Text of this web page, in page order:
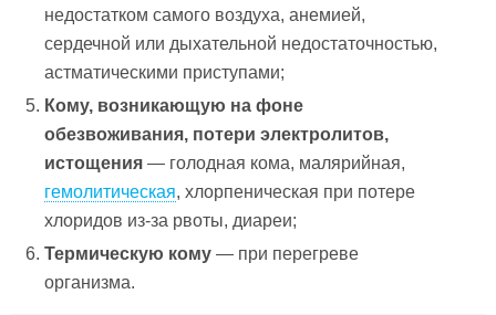
недостатком самого воздуха, анемией,
сердечной или дыхательной недостаточностью,
астматическими приступами;
Кому, возникающую на фоне
обезвоживания, потери электролитов,
истощения — голодная кома, малярийная,
гемолитическая, хлорпеническая при потере
хлоридов из-за рвоты, диареи;
Термическую кому — при перегреве
организма.